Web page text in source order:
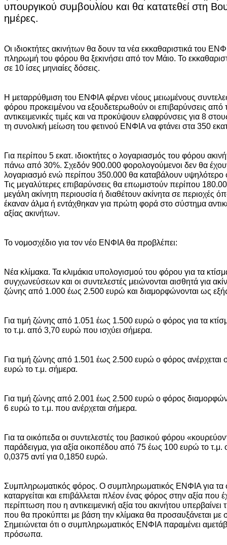
υπουργικού συμβουλίου και θα κατατεθεί στη
ημέρες.
Οι ιδιοκτήτες ακινήτων θα δουν τα νέα εκκαθαριστικά του
πληρωμή του φόρου θα ξεκινήσει από τον Μάιο. Το
σε 10 ίσες μηνιαίες δόσεις.
Η μεταρρύθμιση του ΕΝΦΙΑ φέρνει νέους μειωμένους
φόρου προκειμένου να εξουδετερωθούν οι επιβαρύνσεις από
αντικειμενικές τιμές και να προκύψουν ελαφρύνσεις για 8
τη συνολική μείωση του φετινού ΕΝΦΙΑ να φτάνει στα 350
Για περίπου 5 εκατ. ιδιοκτήτες ο λογαριασμός του φόρου
πάνω από 30%. Σχεδόν 900.000 φορολογούμενοι δεν θα
λογαριασμό ενώ περίπου 350.000 θα καταβάλουν
Τις μεγαλύτερες επιβαρύνσεις θα επωμιστούν περίπου
μεγάλη ακίνητη περιουσία ή διαθέτουν ακίνητα σε περιοχές
έκαναν άλμα ή εντάχθηκαν για πρώτη φορά στο σύστημα
αξίας ακινήτων.
Το νομοσχέδιο για τον νέο ΕΝΦΙΑ θα προβλέπει:
Νέα κλίμακα. Τα κλιμάκια υπολογισμού του φόρου για τα
συγχωνεύσεων και οι συντελεστές μειώνονται αισθητά για
ζώνης από 1.000 έως 2.500 ευρώ και διαμορφώνονται ως
Για τιμή ζώνης από 1.051 έως 1.500 ευρώ ο φόρος για τα
το τ.μ. από 3,70 ευρώ που ισχύει σήμερα.
Για τιμή ζώνης από 1.501 έως 2.500 ευρώ ο φόρος ανέρχεται
ευρώ το τ.μ. σήμερα.
Για τιμή ζώνης από 2.001 έως 2.500 ευρώ ο φόρος
6 ευρώ το τ.μ. που ανέρχεται σήμερα.
Για τα οικόπεδα οι συντελεστές του βασικού φόρου
παράδειγμα, για αξία οικοπέδου από 75 έως 100 ευρώ το τ.μ.
0,0375 αντί για 0,1850 ευρώ.
Συμπληρωματικός φόρος. Ο συμπληρωματικός ΕΝΦΙΑ για
καταργείται και επιβάλλεται πλέον ένας φόρος στην αξία που
περίπτωση που η αντικειμενική αξία του ακινήτου
που θα προκύπτει με βάση την κλίμακα θα προσαυξάνεται με
Σημειώνεται ότι ο συμπληρωματικός ΕΝΦΙΑ παραμένει
πρόσωπα.